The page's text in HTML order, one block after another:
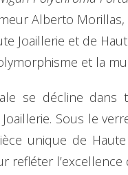
Alberto
Joaillerie et de
et la
se décline
Sous le
unique de
l’excellence